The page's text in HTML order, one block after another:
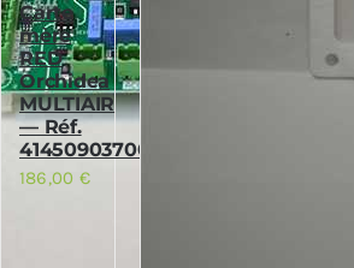
Carte
mère
RED
Orchidea
MULTIAIR
— Réf.
41450903700K
186,00 €